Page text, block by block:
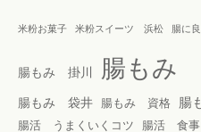
米粉お菓子 米粉スイーツ 浜松 腸に
腸もみ 掛川 腸もみ
腸もみ 袋井 腸もみ 資格 腸
腸活 うまくいくコツ
腸活 食事